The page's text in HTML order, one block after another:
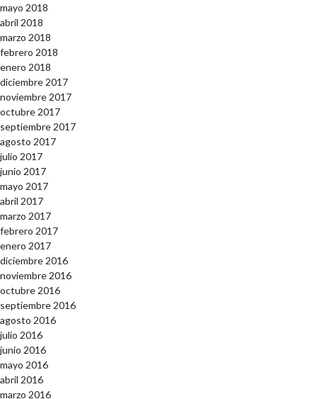
mayo 2018
abril 2018
marzo 2018
febrero 2018
enero 2018
diciembre 2017
noviembre 2017
octubre 2017
septiembre 2017
agosto 2017
julio 2017
junio 2017
mayo 2017
abril 2017
marzo 2017
febrero 2017
enero 2017
diciembre 2016
noviembre 2016
octubre 2016
septiembre 2016
agosto 2016
julio 2016
junio 2016
mayo 2016
abril 2016
marzo 2016